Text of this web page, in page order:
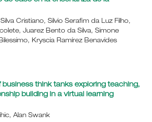
Cristiano, Silvio Serafim da Luz Filho,
Juarez Bento da Silva, Simone
Kryscia Ramírez Benavides
business think tanks exploring teaching,
building in a virtual learning
Alan Swank